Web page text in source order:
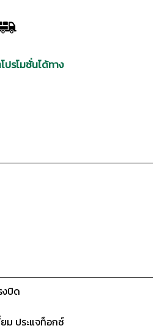
ปรโมชั่นได้ทาง
งบิด
ม ประแจท็อกซ์